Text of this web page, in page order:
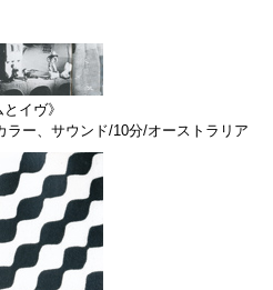
イヴ》
ラー、サウンド/10分/オーストラリア